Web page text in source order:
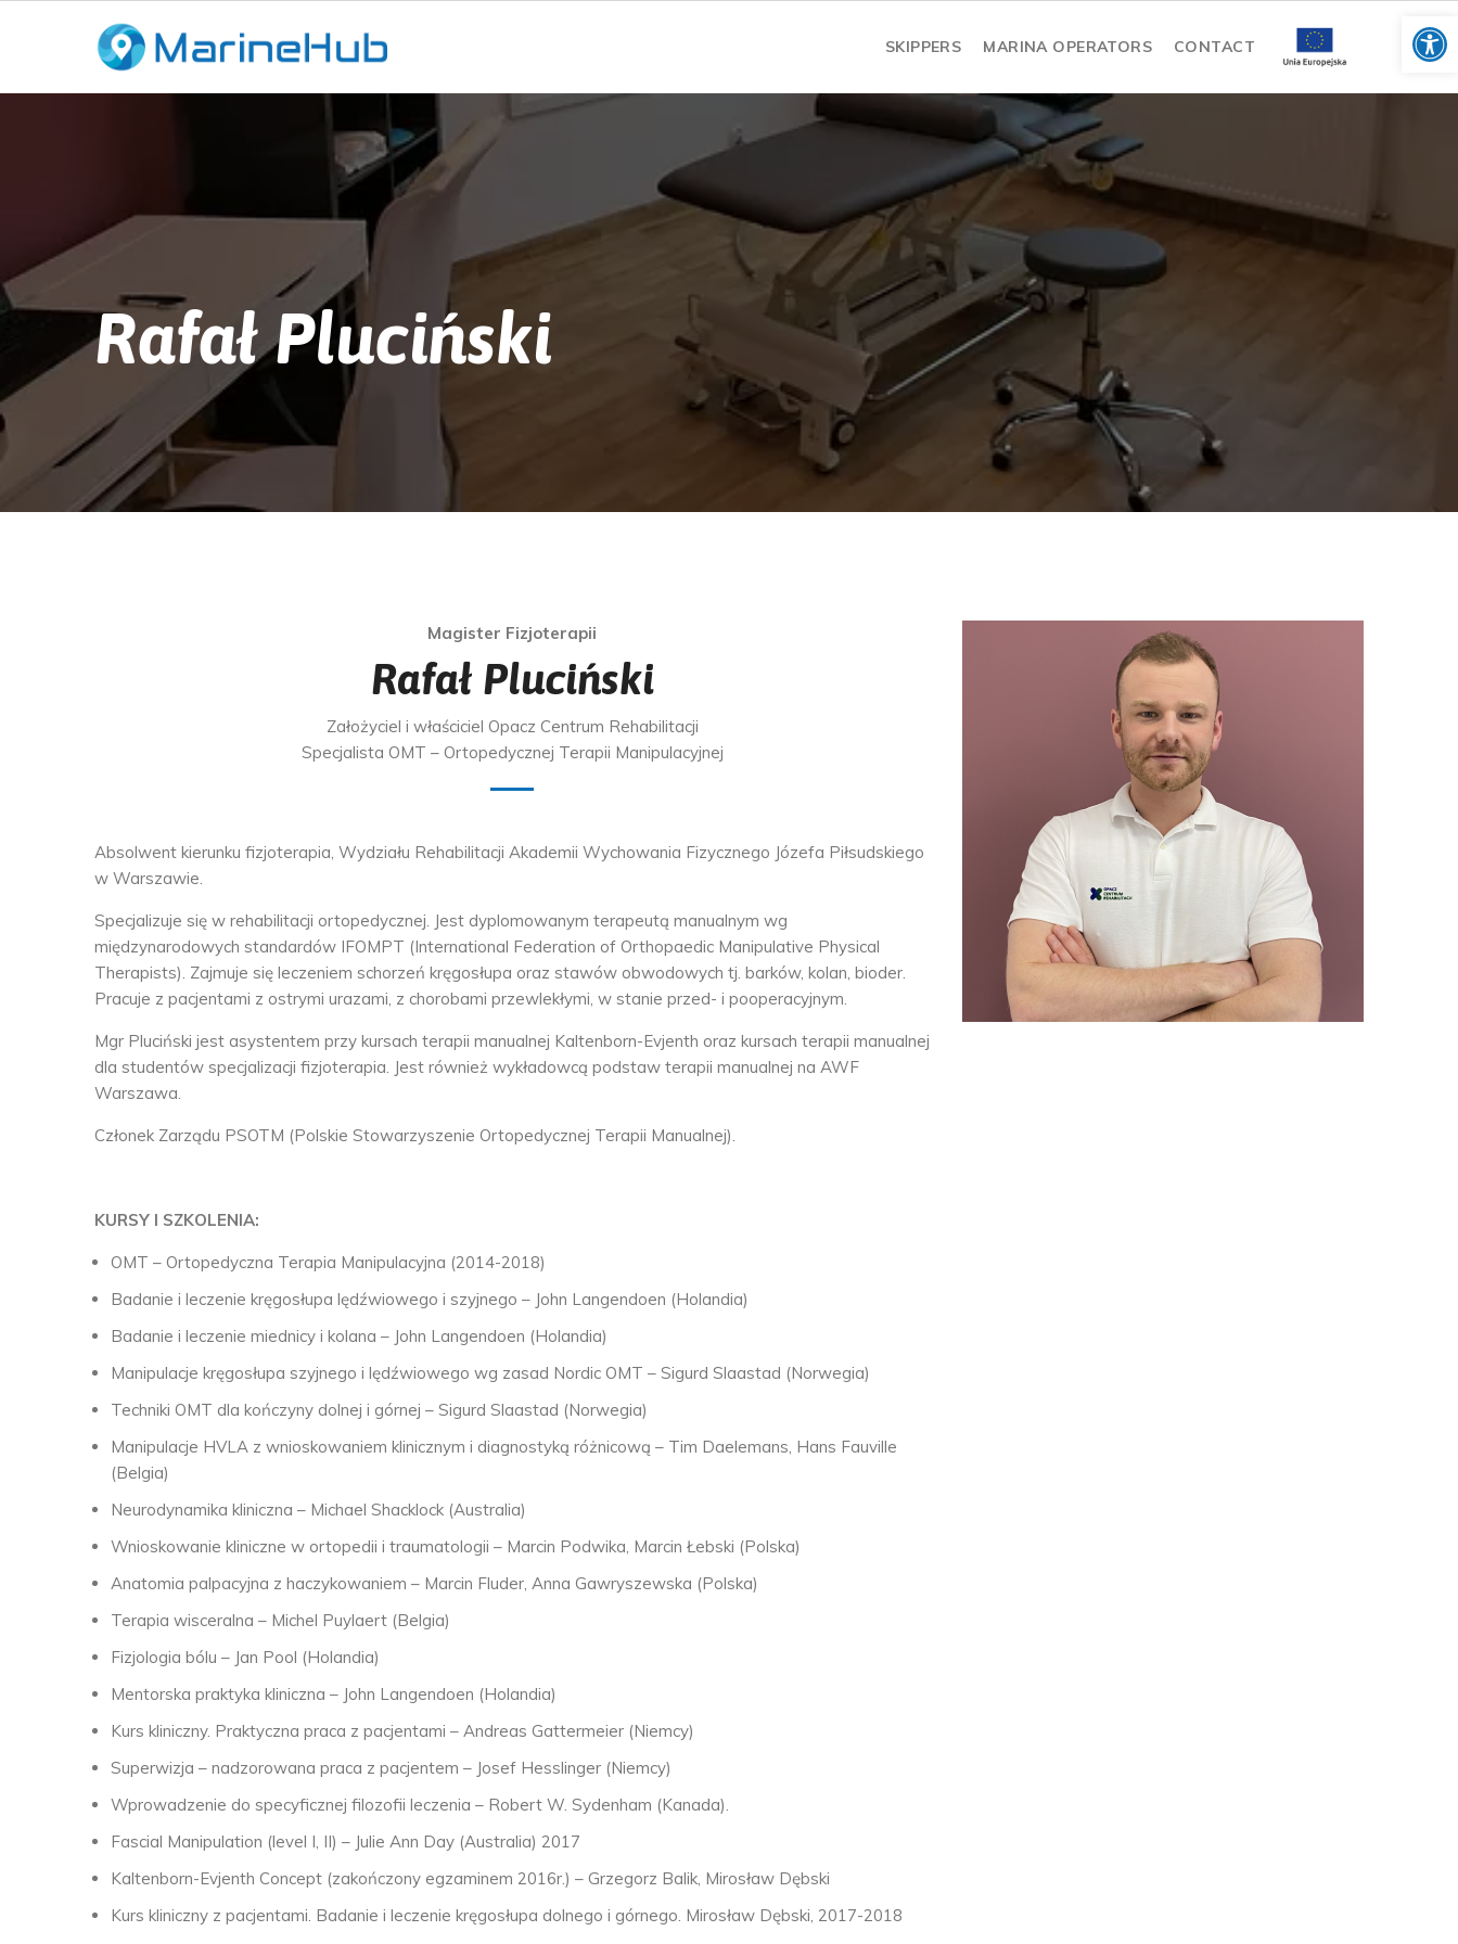
SKIPPERS MARINA OPERATORS CONTACT
Rafał Pluciński
Magister Fizjoterapii
Rafał Pluciński
Założyciel i właściciel Opacz Centrum Rehabilitacji
Specjalista OMT – Ortopedycznej Terapii Manipulacyjnej
Absolwent kierunku fizjoterapia, Wydziału Rehabilitacji Akademii Wychowania Fizycznego Józefa Piłsudskiego
w Warszawie.
Specjalizuje się w rehabilitacji ortopedycznej. Jest dyplomowanym terapeutą manualnym wg
międzynarodowych standardów IFOMPT (International Federation of Orthopaedic Manipulative Physical
Therapists). Zajmuje się leczeniem schorzeń kręgosłupa oraz stawów obwodowych tj. barków, kolan, bioder.
Pracuje z pacjentami z ostrymi urazami, z chorobami przewlekłymi, w stanie przed- i pooperacyjnym.
Mgr Pluciński jest asystentem przy kursach terapii manualnej Kaltenborn-Evjenth oraz kursach terapii manualnej
dla studentów specjalizacji fizjoterapia. Jest również wykładowcą podstaw terapii manualnej na AWF
Warszawa.
Członek Zarządu PSOTM (Polskie Stowarzyszenie Ortopedycznej Terapii Manualnej).
KURSY I SZKOLENIA:
OMT – Ortopedyczna Terapia Manipulacyjna (2014-2018)
Badanie i leczenie kręgosłupa lędźwiowego i szyjnego – John Langendoen (Holandia)
Badanie i leczenie miednicy i kolana – John Langendoen (Holandia)
Manipulacje kręgosłupa szyjnego i lędźwiowego wg zasad Nordic OMT – Sigurd Slaastad (Norwegia)
Techniki OMT dla kończyny dolnej i górnej – Sigurd Slaastad (Norwegia)
Manipulacje HVLA z wnioskowaniem klinicznym i diagnostyką różnicową – Tim Daelemans, Hans Fauville
(Belgia)
Neurodynamika kliniczna – Michael Shacklock (Australia)
Wnioskowanie kliniczne w ortopedii i traumatologii – Marcin Podwika, Marcin Łebski (Polska)
Anatomia palpacyjna z haczykowaniem – Marcin Fluder, Anna Gawryszewska (Polska)
Terapia wisceralna – Michel Puylaert (Belgia)
Fizjologia bólu – Jan Pool (Holandia)
Mentorska praktyka kliniczna – John Langendoen (Holandia)
Kurs kliniczny. Praktyczna praca z pacjentami – Andreas Gattermeier (Niemcy)
Superwizja – nadzorowana praca z pacjentem – Josef Hesslinger (Niemcy)
Wprowadzenie do specyficznej filozofii leczenia – Robert W. Sydenham (Kanada).
Fascial Manipulation (level I, II) – Julie Ann Day (Australia) 2017
Kaltenborn-Evjenth Concept (zakończony egzaminem 2016r.) – Grzegorz Balik, Mirosław Dębski
Kurs kliniczny z pacjentami. Badanie i leczenie kręgosłupa dolnego i górnego. Mirosław Dębski, 2017-2018